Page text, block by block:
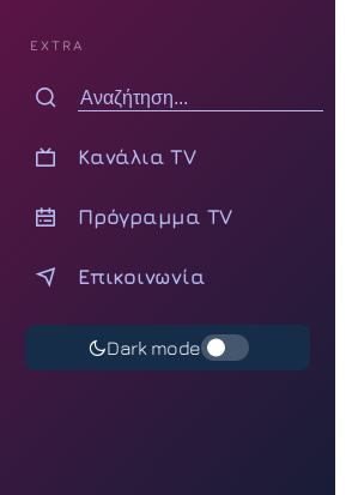
EXTRA
Κανάλια TV
Πρόγραμμα TV
Επικοινωνία
Dark mode